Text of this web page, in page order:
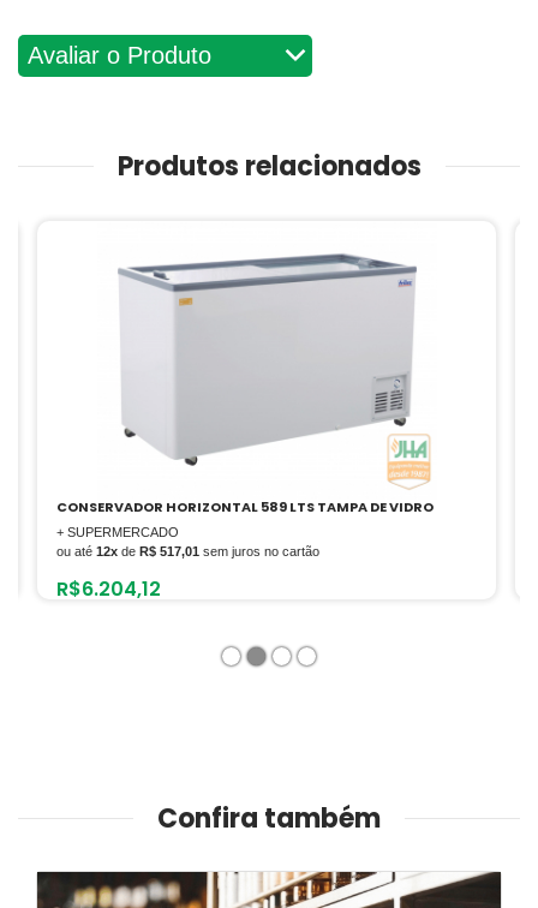
Avaliações
Produtos relacionados
CONSERVADOR HORIZONTAL 589 LTS TAMPA DE VIDRO
+ SUPERMERCADO
ou até 12x de R$ 517,01 sem juros no cartão
R$6.204,12
1 2 3 4
Confira também